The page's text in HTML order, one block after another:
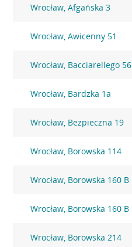
Wrocław, Afgańska 3
Wrocław, Awicenny 51
Wrocław, Bacciarellego 56
Wrocław, Bardzka 1a
Wrocław, Bezpieczna 19
Wrocław, Borowska 114
Wrocław, Borowska 160 B
Wrocław, Borowska 160 B
Wrocław, Borowska 214